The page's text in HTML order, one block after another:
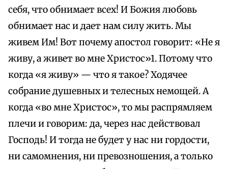
себя, что обнимает всех! И Божия любовь
обнимает нас и дает нам силу жить. Мы
живем Им! Вот почему апостол говорит: «Не я
живу, а живет во мне Христос»1. Потому что
когда «я живу» — что я такое? Ходячее
собрание душевных и телесных немощей. А
когда «во мне Христос», то мы распрямляем
плечи и говорим: да, через нас действовал
Господь! И тогда не будет у нас ни гордости,
ни самомнения, ни превозношения, а только